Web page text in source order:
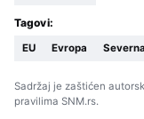
Tagovi:
EU Evropa
Sadržaj je zaštićen
pravilima SNM.rs.